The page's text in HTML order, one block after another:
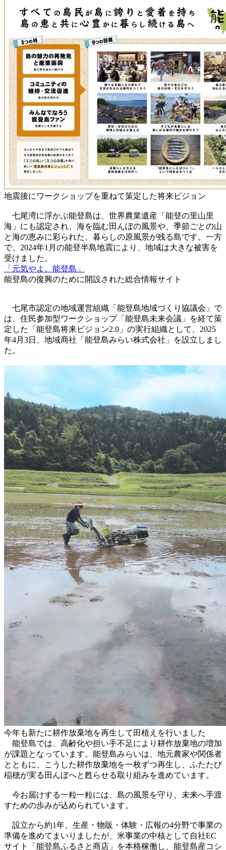
地震後にワークショップを重ねて策定した将来ビジョン
七尾湾に浮かぶ能登島は、世界農業遺産「能登の里山里
海」にも認定され、海を臨む田んぼの風景や、季節ごとの山
と海の恵みに彩られた、暮らしの原風景が残る島です。一方
で、2024年1月の能登半島地震により、地域は大きな被害を
受けました。
「元気やよ。能登島」
能登島の復興のために開設された総合情報サイト
七尾市認定の地域運営組織「能登島地域づくり協議会」で
は、住民参加型ワークショップ「能登島未来会議」を経て策
定した「能登島将来ビジョン2.0」の実行組織として、2025
年4月3日、地域商社「能登島みらい株式会社」を設立しまし
た。
今年も新たに耕作放棄地を再生して田植えを行いました
能登島では、高齢化や担い手不足により耕作放棄地の増加
が課題となっています。能登島みらいは、地元農家や関係者
とともに、こうした耕作放棄地を一枚ずつ再生し、ふたたび
稲穂が実る田んぼへと甦らせる取り組みを進めています。
今お届けする一粒一粒には、島の風景を守り、未来へ手渡
すための歩みが込められています。
設立から約1年、生産・物販・体験・広報の4分野で事業の
準備を進めてまいりましたが、米事業の中核として自社EC
サイト「能登島ふるさと商店」を本格稼働し、能登島産コシ